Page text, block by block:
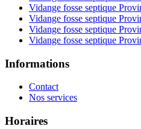
Vidange fosse septique
Vidange fosse septique
Vidange fosse septique
Vidange fosse septique
Informations
Contact
Nos services
Horaires